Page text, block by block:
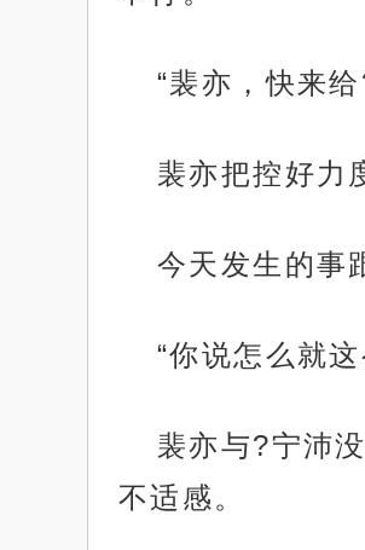
“裴亦，快来
裴亦把控好力
今天发生的事
“你说怎么就
裴亦与?宁沛
不适感。